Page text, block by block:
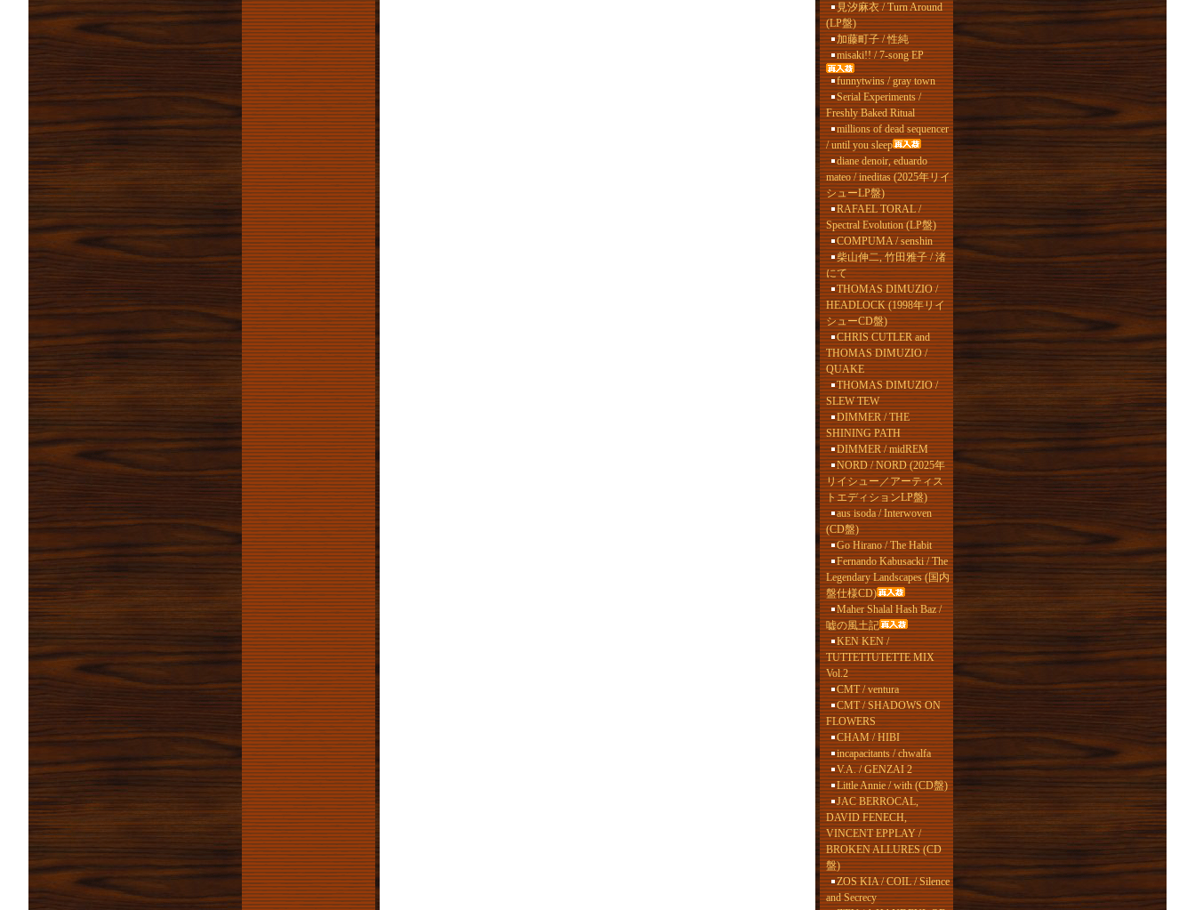
見汐麻衣 / Turn Around
(LP盤)
加藤町子 / 性純
misaki!! / 7-song EP
funnytwins / gray town
Serial Experiments /
Freshly Baked Ritual
millions of dead sequencer
/ until you sleep
diane denoir, eduardo
mateo / ineditas (2025年リイ
シューLP盤)
RAFAEL TORAL /
Spectral Evolution (LP盤)
COMPUMA / senshin
柴山伸二, 竹田雅子 / 渚
にて
THOMAS DIMUZIO /
HEADLOCK (1998年リイ
シューCD盤)
CHRIS CUTLER and
THOMAS DIMUZIO /
QUAKE
THOMAS DIMUZIO /
SLEW TEW
DIMMER / THE
SHINING PATH
DIMMER / midREM
NORD / NORD (2025年
リイシュー／アーティス
トエディションLP盤)
aus isoda / Interwoven
(CD盤)
Go Hirano / The Habit
Fernando Kabusacki / The
Legendary Landscapes (国内
盤仕様CD)
Maher Shalal Hash Baz /
嘘の風土記
KEN KEN /
TUTTETTUTETTE MIX
Vol.2
CMT / ventura
CMT / SHADOWS ON
FLOWERS
CHAM / HIBI
incapacitants / chwalfa
V.A. / GENZAI 2
Little Annie / with (CD盤)
JAC BERROCAL,
DAVID FENECH,
VINCENT EPPLAY /
BROKEN ALLURES (CD
盤)
ZOS KIA / COIL / Silence
and Secrecy